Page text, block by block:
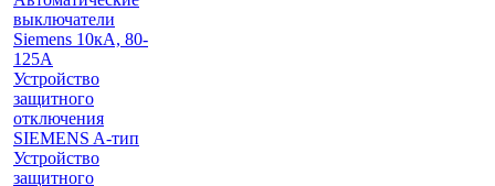
выключатели
Siemens 10кА, 80-
125A
Устройство
защитного
отключения
SIEMENS A-тип
Устройство
защитного